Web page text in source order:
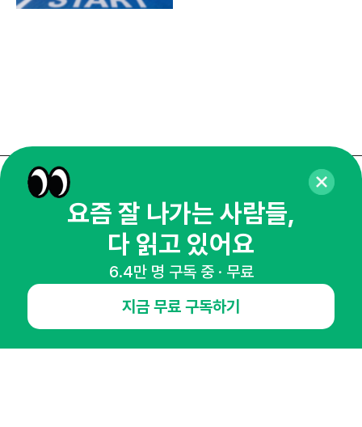
매주 화요일 아침,
마케팅 감각을 깨워 드릴게요!
65,043명의 마케터를 성장시키는 뉴스레터
요즘 잘 나가는 사람들,
다 읽고 있어요
6.4만 명 구독 중 · 무료
지금 무료 구독하기